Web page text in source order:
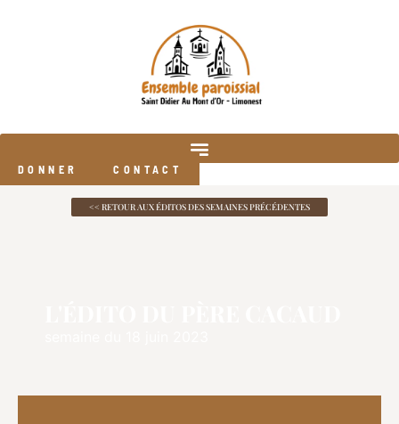
DONNER CONTACT
<< RETOUR AUX ÉDITOS DES SEMAINES PRÉCÉDENTES